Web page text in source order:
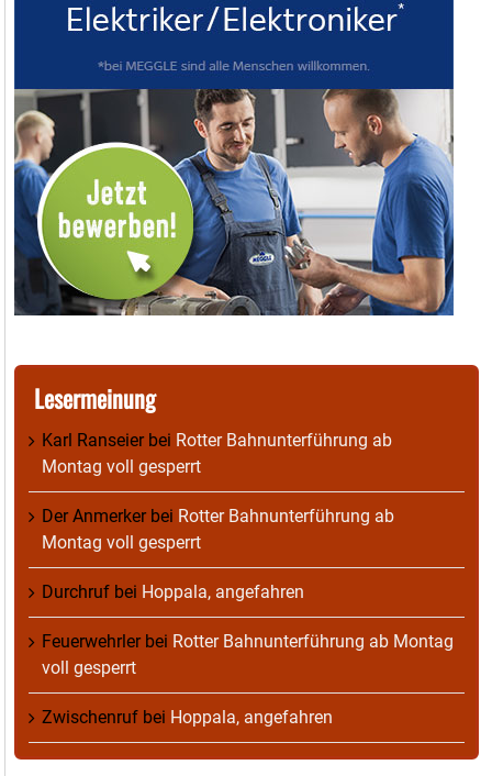
Lesermeinung
Karl Ranseierbei Rotter Bahnunterführung ab
Montag voll gesperrt
Der Anmerkerbei Rotter Bahnunterführung ab
Montag voll gesperrt
Durchruf bei Hoppala, angefahren
Feuerwehrlerbei Rotter Bahnunterführung ab Montag
voll gesperrt
Zwischenruf bei Hoppala, angefahren